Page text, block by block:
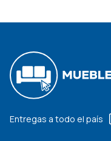
Entregas a todo el país